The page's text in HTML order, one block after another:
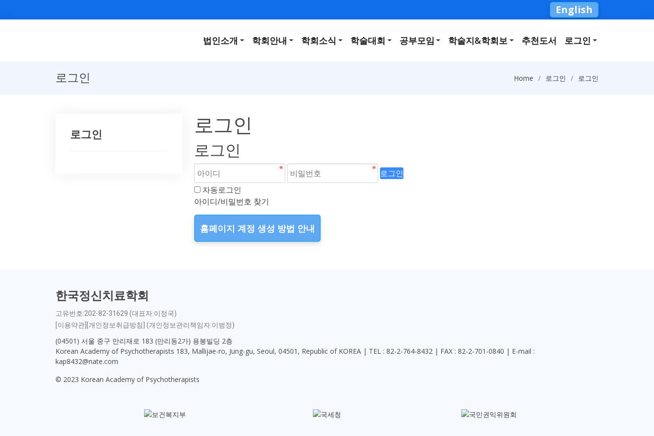
English
법인소개 학회안내 학회소식 학술대회 공부모임 학술지&학회보 추천도서 로그인
로그인 Home 로그인 로그인
로그인 로그인
로그인
로그인
자동로그인
아이디/비밀번호 찾기
홈페이지 계정 생성 방법 안내
한국정신치료학회
고유번호:202-82-31629 (대표자:이정국)
[이용약관][개인정보취급방침] (개인정보관리책임자:이범정)
(04501) 서울 중구 만리재로 183 (만리동2가) 용봉빌딩 2층
Korean Academy of Psychotherapists 183, Mallijae-ro, Jung-gu, Seoul, 04501, Republic of KOREA | TEL : 82-2-764-8432 | FAX : 82-2-701-0840 | E-mail :
kap8432@nate.com
© 2023 Korean Academy of Psychotherapists